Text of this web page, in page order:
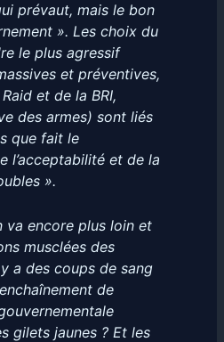
prévaut, mais le bon
». Les choix du
le plus agressif
et préventives,
et de la BRI,
des armes) sont liés
que fait le
l’acceptabilité et de la
».
va encore plus loin et
musclées des
a des coups de sang
de
gilets jaunes ? Et les